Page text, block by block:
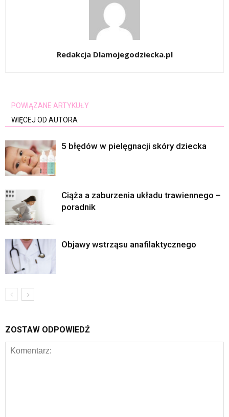
Redakcja Dlamojegodziecka.pl
POWIĄZANE ARTYKUŁY
WIĘCEJ OD AUTORA
5 błędów w pielęgnacji skóry dziecka
Ciąża a zaburzenia układu trawiennego –
poradnik
Objawy wstrząsu anafilaktycznego
ZOSTAW ODPOWIEDŹ